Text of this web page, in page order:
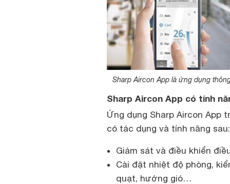
Sharp Aircon App là ứng dụng
Sharp Aircon App có tính
Ứng dụng Sharp Aircon App
có tác dụng và tính năng sau:
Giám sát và điều khiển
Cài đặt nhiệt độ phòng,
quạt, hướng gió…